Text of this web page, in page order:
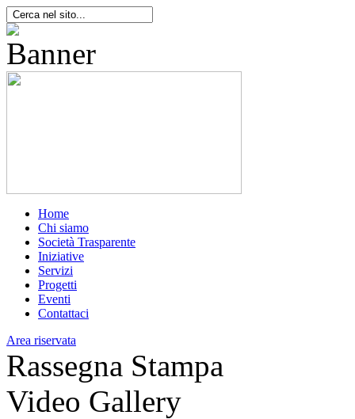
Home
Chi siamo
Società Trasparente
Iniziative
Servizi
Progetti
Eventi
Contattaci
Area riservata
Rassegna Stampa
Video Gallery